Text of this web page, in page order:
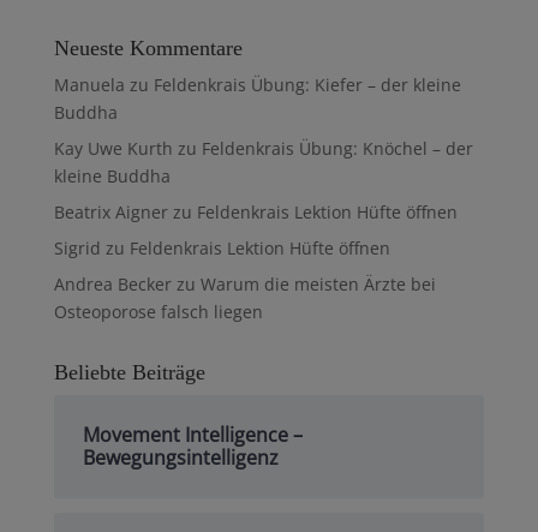
Neueste Kommentare
Manuela zu Feldenkrais Übung: Kiefer – der kleine
Buddha
Kay Uwe Kurth zu Feldenkrais Übung: Knöchel – der
kleine Buddha
Beatrix Aignerzu Feldenkrais Lektion Hüfte öffnen
Sigrid zu Feldenkrais Lektion Hüfte öffnen
Andrea Beckerzu Warum die meisten Ärzte bei
Osteoporose falsch liegen
Beliebte Beiträge
Movement Intelligence –
Bewegungsintelligenz